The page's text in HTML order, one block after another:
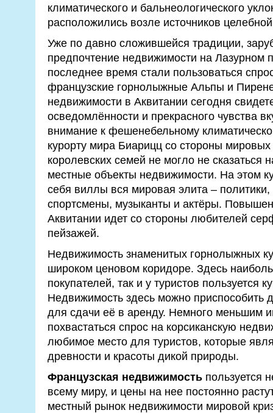
климатического и бальнеологического
расположились возле источников
Уже по давно сложившейся традиции,
предпочтение недвижимости на Лазурном
последнее время стали пользоваться
французские горнолыжные Альпы и
недвижимости в Аквитании сегодня
осведомлённости и прекрасного чувства
внимание к фешенебельному
курорту мира Биарицц со стороны
королевских семей не могло не сказаться
местные объекты недвижимости. На этом
себя виллы вся мировая элита –
спортсмены, музыканты и актёры.
Аквитании идет со стороны любителей
пейзажей.
Недвижимость знаменитых горнолыжных
широком ценовом коридоре. Здесь
покупателей, так и у туристов пользуется
Недвижимость здесь можно приспособить
для сдачи её в аренду. Немного меньшим
похвастаться спрос на корсиканскую
любимое место для туристов, которые
древности и красоты дикой природы.
Французская недвижимостьпользуется
всему миру, и цены на нее постоянно
местный рынок недвижимости мировой